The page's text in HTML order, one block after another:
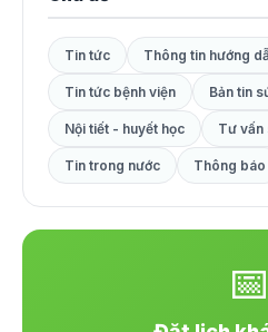
Tin tức Thông tin hướng
Tin tức bệnh viện Bản tin
Nội tiết - huyết học Tư vấn
Tin trong nước Thông báo
📅